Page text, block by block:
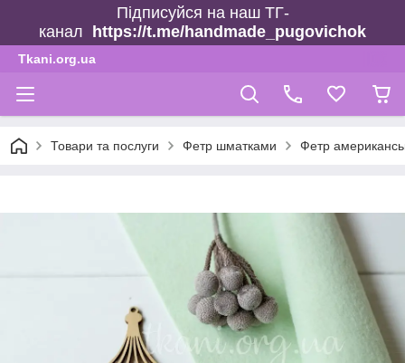
Підписуйся на наш ТГ-
канал
https://t.me/handmade_pugovichok
Tkani.org.ua
Товари та послуги Фетр шматками Фетр